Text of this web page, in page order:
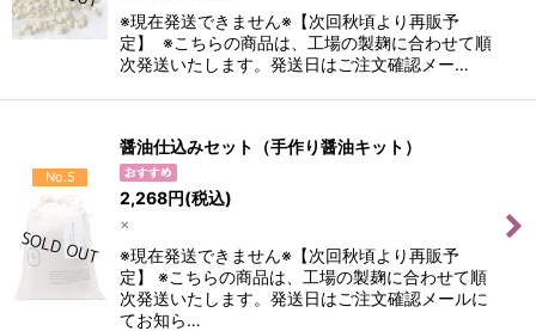
※現在発送できません※【次回秋頃より再販予
定】 ※こちらの商品は、工場の製麹に合わせて順
次発送いたします。発送日はご注文確認メー…
No.5
醤油仕込みセット（手作り醤油キット）
2,268円(税込)
×
※現在発送できません※【次回秋頃より再販予
定】 ※こちらの商品は、工場の製麹に合わせて順
次発送いたします。発送日はご注文確認メールに
てお知ら…